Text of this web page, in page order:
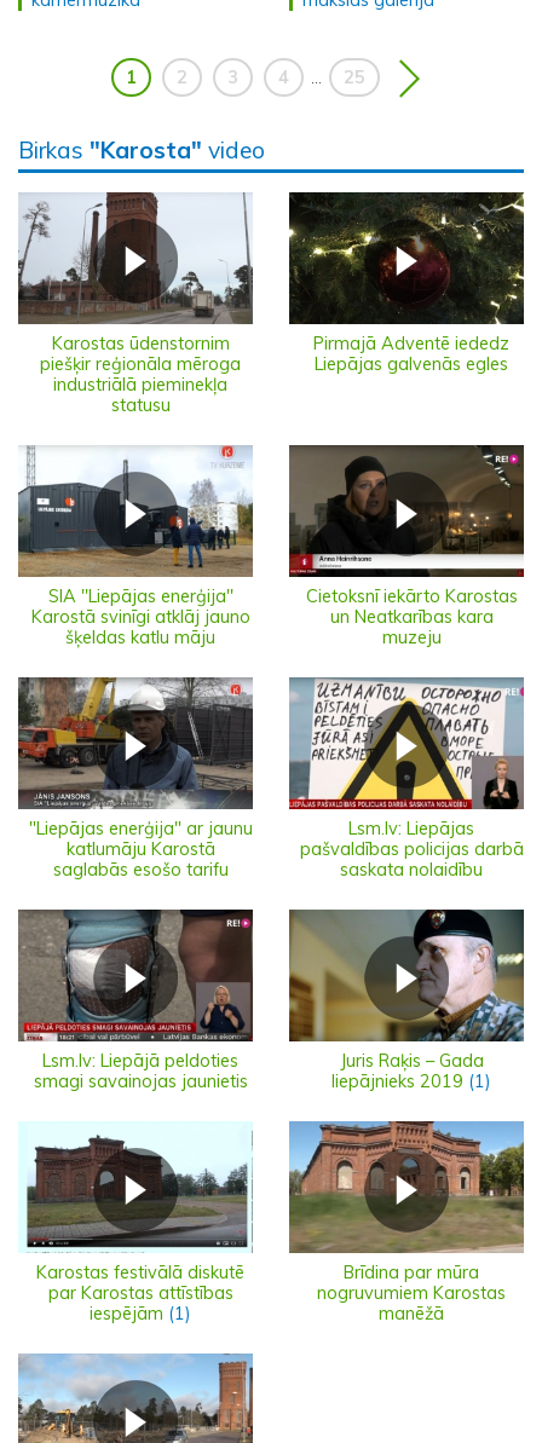
1 2 3 4 25
Birkas "Karosta" video
Karostas ūdenstornim
piešķir reģionāla mēroga
industriālā pieminekļa
statusu
Pirmajā Adventē iededz
Liepājas galvenās egles
SIA ''Liepājas enerģija''
Karostā svinīgi atklāj jauno
šķeldas katlu māju
Cietoksnī iekārto Karostas
un Neatkarības kara
muzeju
"Liepājas enerģija" ar jaunu
katlumāju Karostā
saglabās esošo tarifu
Lsm.lv: Liepājas
pašvaldības policijas darbā
saskata nolaidību
Lsm.lv: Liepājā peldoties
smagi savainojas jaunietis
Juris Raķis – Gada
liepājnieks 2019 (1)
Karostas festivālā diskutē
par Karostas attīstības
iespējām (1)
Brīdina par mūra
nogruvumiem Karostas
manēžā